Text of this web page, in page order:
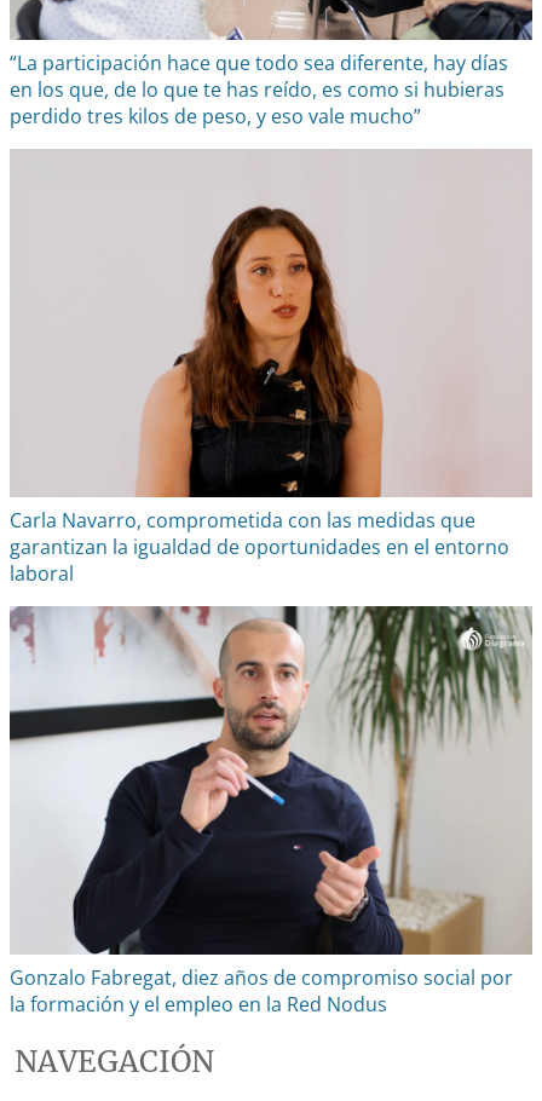
“La participación hace que todo sea diferente, hay días
en los que, de lo que te has reído, es como si hubieras
perdido tres kilos de peso, y eso vale mucho”
Carla Navarro, comprometida con las medidas que
garantizan la igualdad de oportunidades en el entorno
laboral
Gonzalo Fabregat, diez años de compromiso social por
la formación y el empleo en la Red Nodus
NAVEGACIÓN